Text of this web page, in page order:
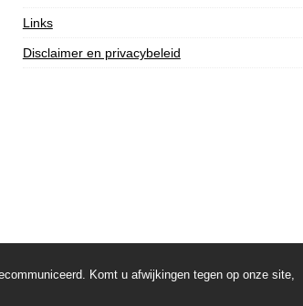
Links
Disclaimer en privacybeleid
Komt u afwijkingen tegen op onze site,